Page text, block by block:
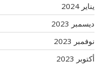
يناير 2024
ديسمبر 2023
نوفمبر 2023
أكتوبر 2023